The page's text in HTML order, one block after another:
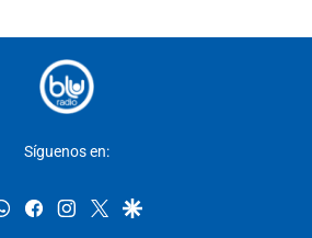
Síguenos en:
whatsappfacebookinstagram
twittergoogle